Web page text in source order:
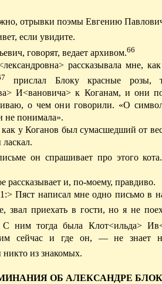
отрывки поэмы Евгению
если увидите.
говорят, ведает архивом.66
рассказывала мне,
прислал Блоку красные розы,
И<вановича> к Коганам, и они
о чем они говорили. «О
не понимала».
как у Коганов был сумасшедший от
он спрашивает про этого кота.
рассказывает и, по-моему, правдиво.
Пяст написал мне одно письмо в
звал приехать в гости, но я не
ним тогда была Клот<ильда>
сейчас и где он, — не знает
никто из знакомых.
ОБ АЛЕКСАНДРЕ